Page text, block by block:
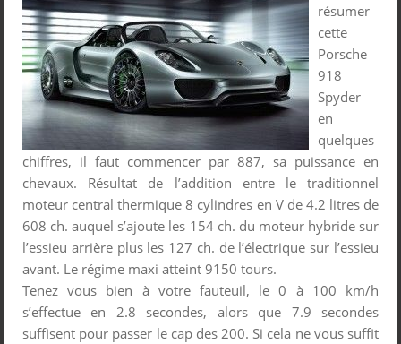
résumer
cette
Porsche
918
Spyder
en
quelques
chiffres, il faut commencer par 887, sa puissance en
chevaux. Résultat de l’addition entre le traditionnel
moteur central thermique 8 cylindres en V de 4.2 litres de
608 ch. auquel s’ajoute les 154 ch. du moteur hybride sur
l’essieu arrière plus les 127 ch. de l’électrique sur l’essieu
avant. Le régime maxi atteint 9150 tours.
Tenez vous bien à votre fauteuil, le 0 à 100 km/h
s’effectue en 2.8 secondes, alors que 7.9 secondes
suffisent pour passer le cap des 200. Si cela ne vous suffit